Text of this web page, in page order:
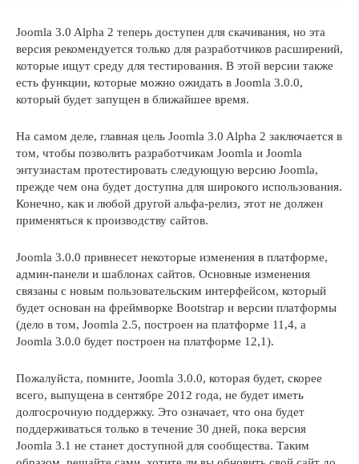
Joomla 3.0 Alpha 2 теперь доступен для скачивания, но эта
версия рекомендуется только для разработчиков расширений,
которые ищут среду для тестирования. В этой версии также
есть функции, которые можно ожидать в Joomla 3.0.0,
который будет запущен в ближайшее время.
На самом деле, главная цель Joomla 3.0 Alpha 2 заключается в
том, чтобы позволить разработчикам Joomla и Joomla
энтузиастам протестировать следующую версию Joomla,
прежде чем она будет доступна для широкого использования.
Конечно, как и любой другой альфа-релиз, этот не должен
применяться к производству сайтов.
Joomla 3.0.0 привнесет некоторые изменения в платформе,
админ-панели и шаблонах сайтов. Основные изменения
связаны с новым пользовательским интерфейсом, который
будет основан на фреймворке Bootstrap и версии платформы
(дело в том, Joomla 2.5, построен на платформе 11,4, а
Joomla 3.0.0 будет построен на платформе 12,1).
Пожалуйста, помните, Joomla 3.0.0, которая будет, скорее
всего, выпущена в сентябре 2012 года, не будет иметь
долгосрочную поддержку. Это означает, что она будет
поддерживаться только в течение 30 дней, пока версия
Joomla 3.1 не станет доступной для сообщества. Таким